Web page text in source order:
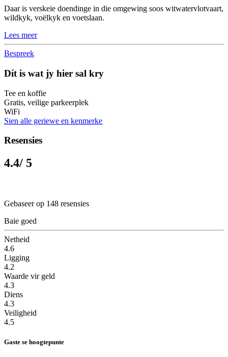
Daar is verskeie doendinge in die omgewing soos witwatervlotvaart,
wildkyk, voëlkyk en voetslaan.
Lees meer
Bespreek
Dít is wat jy hier sal kry
Tee en koffie
Gratis, veilige parkeerplek
WiFi
Sien alle geriewe en kenmerke
Resensies
4.4/ 5
Gebaseer op 148 resensies
Baie goed
Netheid
4.6
Ligging
4.2
Waarde vir geld
4.3
Diens
4.3
Veiligheid
4.5
Gaste se hoogtepunte